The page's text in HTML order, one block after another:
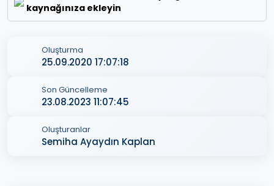
kaynağınıza ekleyin
Oluşturma
25.09.2020 17:07:18
Son Güncelleme
23.08.2023 11:07:45
Oluşturanlar
Semiha Ayaydın Kaplan